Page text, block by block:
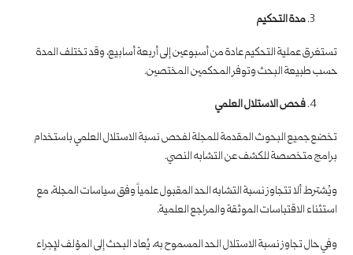
مدة التحكيم
تستغرق عملية التحكيم عادة من أسبوعين إلى أربعة أسابيع، وقد تختلف المدة
حسب طبيعة البحث وتوفر المحكمين المختصين.
فحص الاستلال العلمي
تخضع جميع البحوث المقدمة للمجلة لفحص نسبة الاستلال العلمي باستخدام
برامج متخصصة للكشف عن التشابه النصي.
ويُشترط ألا تتجاوز نسبة التشابه الحد المقبول علمياً وفق سياسات المجلة، مع
استثناء الاقتباسات الموثقة والمراجع العلمية.
وفي حال تجاوز نسبة الاستلال الحد المسموح به، يُعاد البحث إلى المؤلف لإجراء